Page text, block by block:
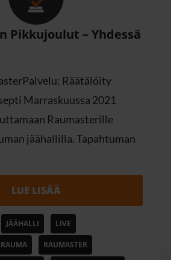
Pikkujoulut – Yhdessä
Räätälöity
Marraskuussa 2021
Raumasterille
jäähallilla. Tapahtuman
LUE LISÄÄ
JÄÄHALLI LIVE
RAUMA RAUMASTER